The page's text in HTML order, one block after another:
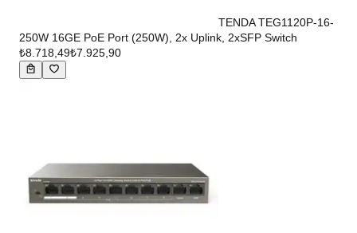
TENDA TEG1120P-16-
250W 16GE PoE Port (250W), 2x Uplink, 2xSFP Switch
₺8.718,49₺7.925,90